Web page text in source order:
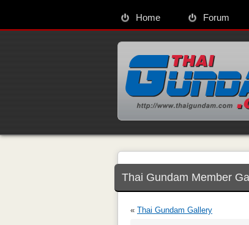
Home Forum
Thai Gundam Member
« Thai Gundam Gallery